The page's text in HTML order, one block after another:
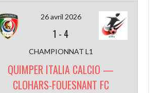
26 avril 2026
1 - 4
CHAMPIONNAT L1
QUIMPER ITALIA CALCIO —
CLOHARS-FOUESNANT FC